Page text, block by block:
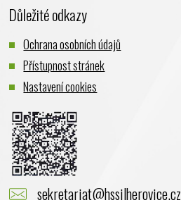
Důležité odkazy
Ochrana osobních údajů
Přístupnost stránek
Nastavení cookies
sekretariat@hssilherovice.cz